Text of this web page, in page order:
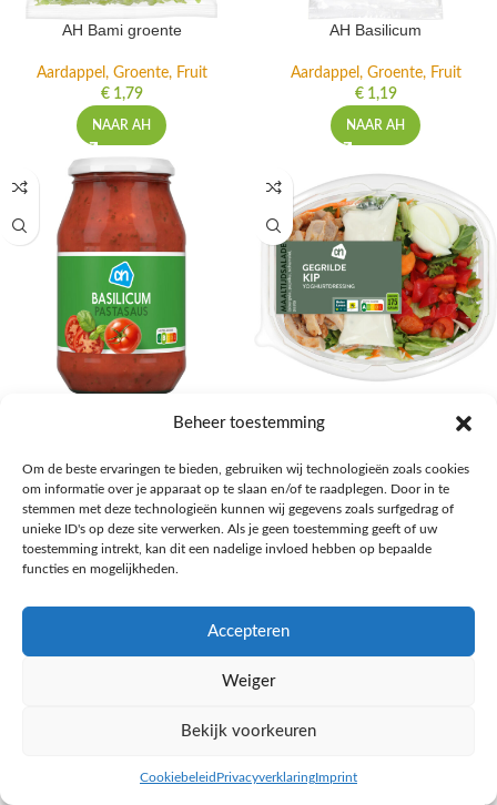
Beheer toestemming
Om de beste ervaringen te bieden, gebruiken wij technologieën zoals cookies
om informatie over je apparaat op te slaan en/of te raadplegen. Door in te
stemmen met deze technologieën kunnen wij gegevens zoals surfgedrag of
unieke ID's op deze site verwerken. Als je geen toestemming geeft of uw
toestemming intrekt, kan dit een nadelige invloed hebben op bepaalde
functies en mogelijkheden.
Accepteren
Weiger
Bekijk voorkeuren
Cookiebeleid PrivacyverklaringImprint
AH Bami groente
Aardappel, Groente, Fruit
€1,79
NAAR AH
AH Basilicum
Aardappel, Groente, Fruit
€1,19
NAAR AH
€1,59
NAAR AH
Salades,Pizza, Maaltijden
€3,39
NAAR AH